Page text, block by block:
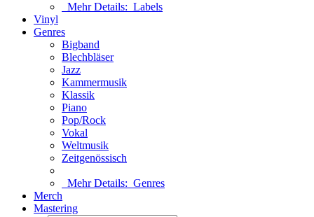
Mehr Details: Labels
Vinyl
Genres
Bigband
Blechbläser
Jazz
Kammermusik
Klassik
Piano
Pop/Rock
Vokal
Weltmusik
Zeitgenössisch
Mehr Details: Genres
Merch
Mastering